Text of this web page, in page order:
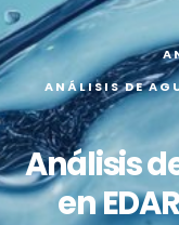
ANÁLISIS DE
Análisis
en